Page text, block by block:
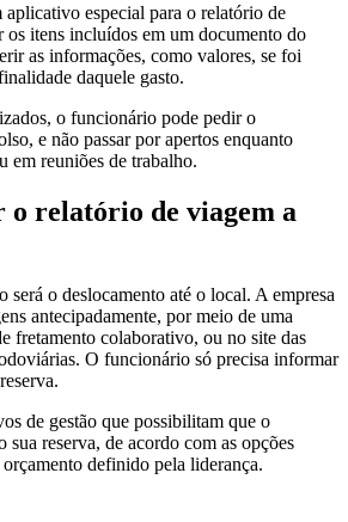
aplicativo especial para o relatório de
os itens incluídos em um documento do
as informações, como valores, se foi
daquele gasto.
o funcionário pode pedir o
e não passar por apertos enquanto
em reuniões de trabalho.
o relatório de viagem a
será o deslocamento até o local. A empresa
antecipadamente, por meio de uma
fretamento colaborativo, ou no site das
O funcionário só precisa informar
de gestão que possibilitam que o
reserva, de acordo com as opções
definido pela liderança.